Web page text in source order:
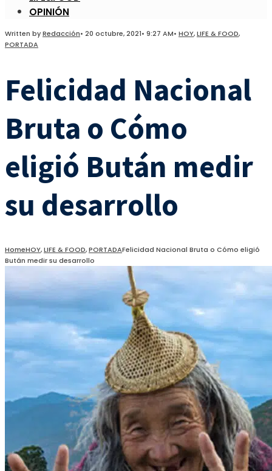
OPINIÓN
Written byRedacción• 20 octubre, 2021• 9:27 AM• HOY,LIFE & FOOD,
PORTADA
Felicidad Nacional
Bruta o Cómo
eligió Bután medir
su desarrollo
HomeHOY,LIFE & FOOD,PORTADAFelicidad Nacional Bruta o Cómo eligió
Bután medir su desarrollo